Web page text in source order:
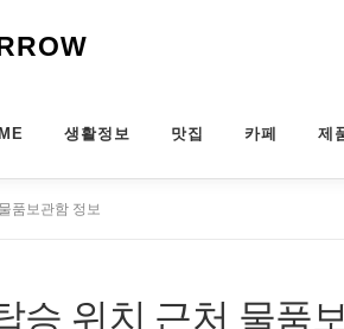
생활정보 맛집 카페 제
품보관함 정보
승 위치 근처 물품